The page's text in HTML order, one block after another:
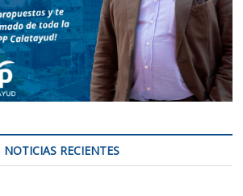
NOTICIAS RECIENTES